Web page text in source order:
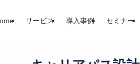
サービス 導入事例 セミナー